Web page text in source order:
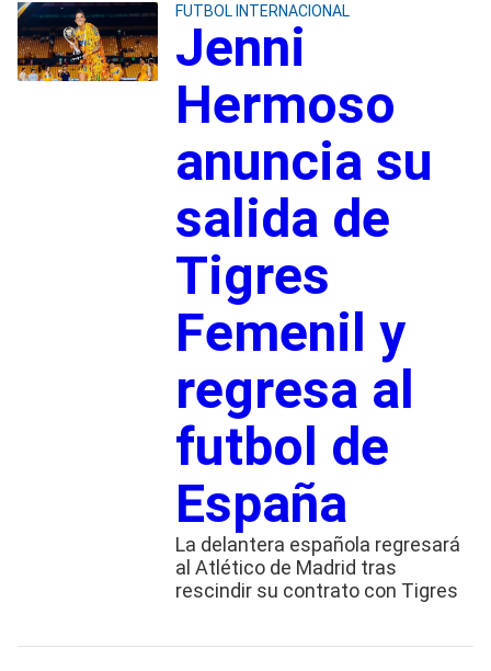
FUTBOL INTERNACIONAL
Jenni
Hermoso
anuncia su
salida de
Tigres
Femenil y
regresa al
futbol de
España
La delantera española regresará
al Atlético de Madrid tras
rescindir su contrato con Tigres